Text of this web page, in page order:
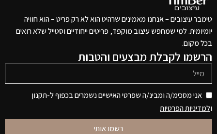
טימבר עיצובים – אנחנו מאמינים שרהיט הוא לא רק פריט – הוא חוויה
יומיומית. למי שמחפש עיצוב מוקפד, פריטים ייחודיים וסטייל שלא רואים
בכל מקום.
הרשמו לקבלת מבצעים והטבות
אני מסכימ/ה ומבינ/ה שפרטי האישיים נשמרים בכפוף ל-תקנון
ולמדיניות הפרטיות
רשמו אותי